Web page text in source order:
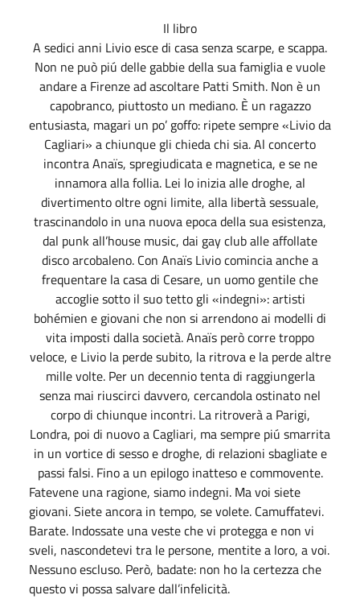
Il libro
A sedici anni Livio esce di casa senza scarpe, e scappa.
Non ne può piú delle gabbie della sua famiglia e vuole
andare a Firenze ad ascoltare Patti Smith. Non è un
capobranco, piuttosto un mediano. È un ragazzo
entusiasta, magari un po’ goffo: ripete sempre «Livio da
Cagliari» a chiunque gli chieda chi sia. Al concerto
incontra Anaïs, spregiudicata e magnetica, e se ne
innamora alla follia. Lei lo inizia alle droghe, al
divertimento oltre ogni limite, alla libertà sessuale,
trascinandolo in una nuova epoca della sua esistenza,
dal punk all’house music, dai gay club alle affollate
disco arcobaleno. Con Anaïs Livio comincia anche a
frequentare la casa di Cesare, un uomo gentile che
accoglie sotto il suo tetto gli «indegni»: artisti
bohémien e giovani che non si arrendono ai modelli di
vita imposti dalla società. Anaïs però corre troppo
veloce, e Livio la perde subito, la ritrova e la perde altre
mille volte. Per un decennio tenta di raggiungerla
senza mai riuscirci davvero, cercandola ostinato nel
corpo di chiunque incontri. La ritroverà a Parigi,
Londra, poi di nuovo a Cagliari, ma sempre piú smarrita
in un vortice di sesso e droghe, di relazioni sbagliate e
passi falsi. Fino a un epilogo inatteso e commovente.
Fatevene una ragione, siamo indegni. Ma voi siete
giovani. Siete ancora in tempo, se volete. Camuffatevi.
Barate. Indossate una veste che vi protegga e non vi
sveli, nascondetevi tra le persone, mentite a loro, a voi.
Nessuno escluso. Però, badate: non ho la certezza che
questo vi possa salvare dall’infelicità.